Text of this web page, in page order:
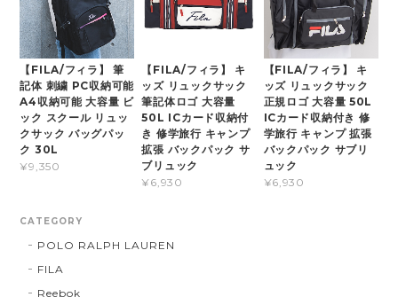
【FILA/フィラ】 筆
記体 刺繍 PC収納可能
A4収納可能 大容量 ビ
ック スクール リュッ
クサック バッグパッ
ク 30L
¥9,350
【FILA/フィラ】 キ
ッズ リュックサック
筆記体ロゴ 大容量
50L ICカード収納付
き 修学旅行 キャンプ
拡張 バックパック サ
ブリュック
¥6,930
【FILA/フィラ】 キ
ッズ リュックサック
正規ロゴ 大容量 50L
ICカード収納付き 修
学旅行 キャンプ 拡張
バックパック サブリ
ュック
¥6,930
CATEGORY
POLO RALPH LAUREN
FILA
Reebok